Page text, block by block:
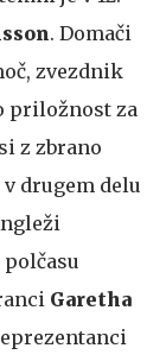
. Domači
zvezdnik
priložnost za
z zbrano
drugem delu
Garetha